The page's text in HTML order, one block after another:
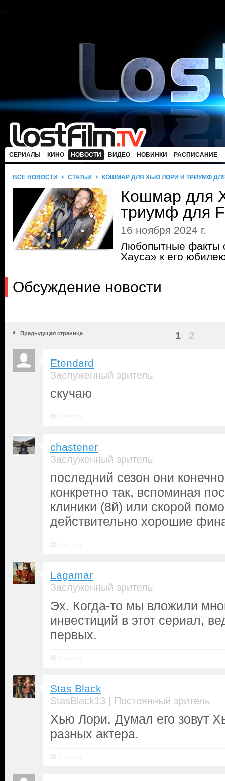
СЕРИАЛЫ КИНО НОВОСТИ ВИДЕО НОВИНКИ РАСПИСАНИЕ
ВСЕ НОВОСТИ СТАТЬИ КОШМАР ДЛЯ ХЬЮ ЛОРИ И ТРИУМФ ДЛЯ
Кошмар для
триумф для
16 ноября 2024 г.
Любопытные факты
Хауса» к его
Обсуждение новости
Предыдущая страница 1 2
Etendard
Заслуженный зритель
скучаю
chastener
Заслуженный зритель
последний сезон они
конкретно так, вспоминая
клиники (8й) или скорой
действительно хорошие
Lagamar
Заслуженный зритель
Эх. Когда-то мы вложили
инвестиций в этот сериал,
первых.
Stas Black
StasBlack13 | Постоянный зритель
Хью Лори. Думал его зовут
разных актера.